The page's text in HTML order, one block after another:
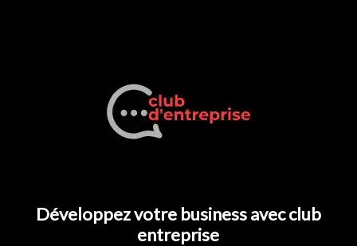
Développez votre business avec club
entreprise